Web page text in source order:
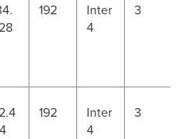
192
Inter
4
3
192
Inter
4
3